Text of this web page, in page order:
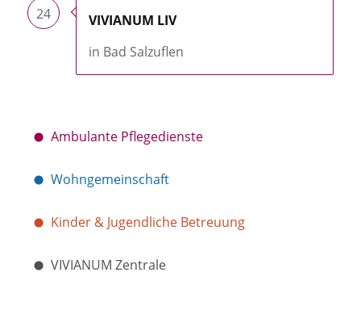
24
VIVIANUM LIV
in Bad Salzuflen
Ambulante Pflegedienste
Wohngemeinschaft
Kinder & Jugendliche Betreuung
VIVIANUM Zentrale